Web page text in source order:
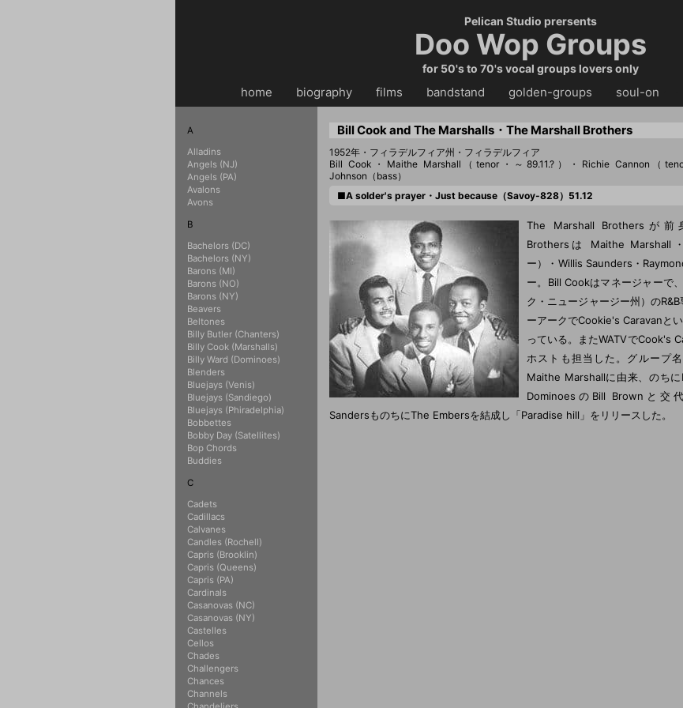
Pelican Studio prersents
Doo Wop Groups
for 50's to 70's vocal groups lovers only
home biography・・ films bandstand golden-groups soul-on
Bill Cook and The Marshalls・The Marshall Brothers
1952年・フィラデルフィア州・フィラデルフィア
Bill Cook・Maithe Marshall（tenor・～89.11.?）・Richie Cannon（
Johnson（bass）
■A solder's prayer・Just because（Savoy-828）51.12
The Marshall Brothersが前
Brothersは Maithe Marshall
ー）・Willis Saunders・
ー。Bill Cookはマネージャーで
ク・ニュージャージー州）の
ーアークでCookie's Caravanと
っている。またWATVでCook's
ホストも担当した。グループ
Maithe Marshallに由来、のち
DominoesのBill Brownと交
SandersものちにThe Embersを結成し「Paradise hill」をリリースした。
A
Alladins
Angels (NJ)
Angels (PA)
Avalons
Avons
B
Bachelors (DC)
Bachelors (NY)
Barons (MI)
Barons (NO)
Barons (NY)
Beavers
Beltones
Billy Butler (Chanters)
Billy Cook (Marshalls)
Billy Ward (Dominoes)
Blenders
Bluejays (Venis)
Bluejays (Sandiego)
Bluejays (Phiradelphia)
Bobbettes
Bobby Day (Satellites)
Bop Chords
Buddies
C
Cadets
Cadillacs
Calvanes
Candles (Rochell)
Capris (Brooklin)
Capris (Queens)
Capris (PA)
Cardinals
Casanovas (NC)
Casanovas (NY)
Castelles
Cellos
Chades
Challengers
Chances
Channels